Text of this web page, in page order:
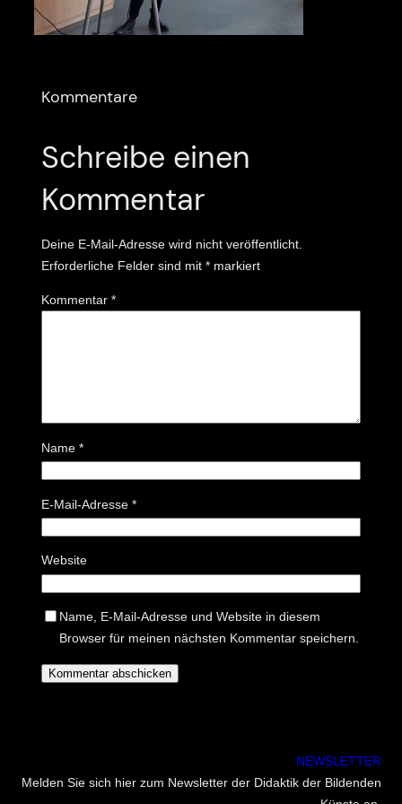
Kommentare
Schreibe einen
Kommentar
Deine E-Mail-Adresse wird nicht veröffentlicht.
Erforderliche Felder sind mit * markiert
Kommentar *
Name *
E-Mail-Adresse *
Website
Name, E-Mail-Adresse und Website in diesem
Browser für meinen nächsten Kommentar speichern.
NEWSLETTER
Melden Sie sich hier zum Newsletter der Didaktik der Bildenden